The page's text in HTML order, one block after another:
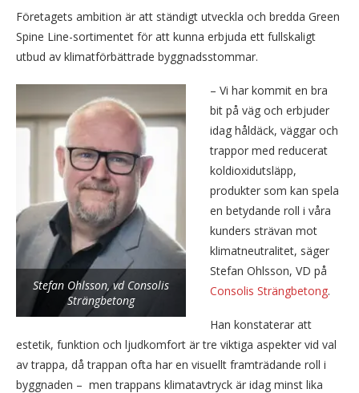
Företagets ambition är att ständigt utveckla och bredda Green
Spine Line-sortimentet för att kunna erbjuda ett fullskaligt
utbud av klimatförbättrade byggnadsstommar.
Stefan Ohlsson, vd Consolis
Strängbetong
– Vi har kommit en bra
bit på väg och erbjuder
idag håldäck, väggar och
trappor med reducerat
koldioxidutsläpp,
produkter som kan spela
en betydande roll i våra
kunders strävan mot
klimatneutralitet, säger
Stefan Ohlsson, VD på
Consolis Strängbetong.
Han konstaterar att
estetik, funktion och ljudkomfort är tre viktiga aspekter vid val
av trappa, då trappan ofta har en visuellt framträdande roll i
byggnaden – men trappans klimatavtryck är idag minst lika